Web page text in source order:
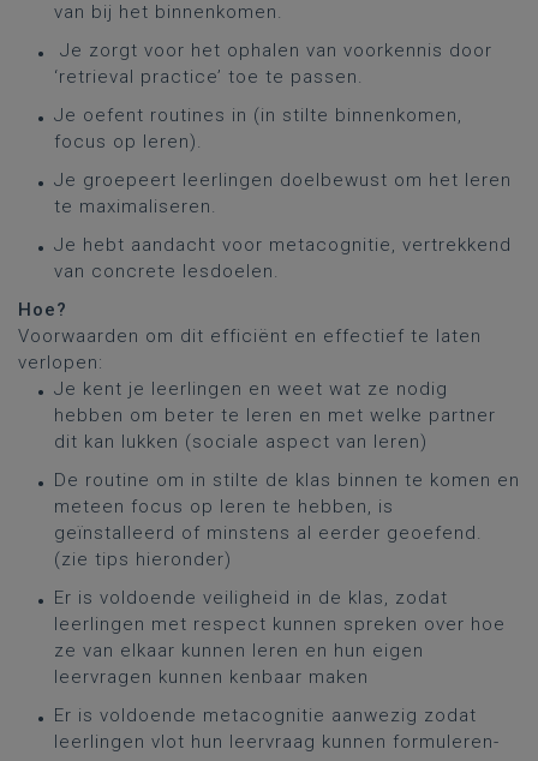
van bij het binnenkomen.
Je zorgt voor het ophalen van voorkennis door
‘retrieval practice’ toe te passen.
Je oefent routines in (in stilte binnenkomen,
focus op leren).
Je groepeert leerlingen doelbewust om het leren
te maximaliseren.
Je hebt aandacht voor metacognitie, vertrekkend
van concrete lesdoelen.
Hoe?
Voorwaarden om dit efficiënt en effectief te laten
verlopen:
Je kent je leerlingen en weet wat ze nodig
hebben om beter te leren en met welke partner
dit kan lukken (sociale aspect van leren)
De routine om in stilte de klas binnen te komen en
meteen focus op leren te hebben, is
geïnstalleerd of minstens al eerder geoefend.
(zie tips hieronder)
Er is voldoende veiligheid in de klas, zodat
leerlingen met respect kunnen spreken over hoe
ze van elkaar kunnen leren en hun eigen
leervragen kunnen kenbaar maken
Er is voldoende metacognitie aanwezig zodat
leerlingen vlot hun leervraag kunnen formuleren-